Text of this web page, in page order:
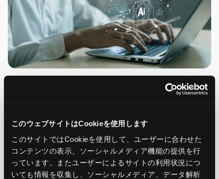
このウェブサイトはCookieを使用します
このサイトではCookieを使用して、ユーザーに合わせた
コンテンツの表示、ソーシャルメディア機能の提供を行
っています。またユーザーによるサイトの利用状況につ
いても情報を収集し、ソーシャルメディア、データ解析
偽メール攻撃の新しい潮流に対抗すべく、Check Point
セキュリティサービスの開発と提供を進めています。
同社が2021年に買収したメールセキュリティサービス
「Avanan」の技術を駆使し、新たに開発しているのが、メー